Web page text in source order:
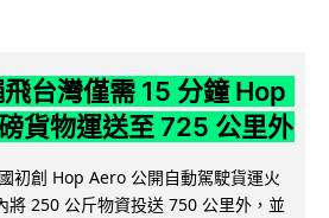
台灣僅需 15 分鐘 Hop
貨物運送至 725 公里外
初創 Hop Aero 公開自動駕駛貨運火
將 250 公斤物資投送 750 公里外，並